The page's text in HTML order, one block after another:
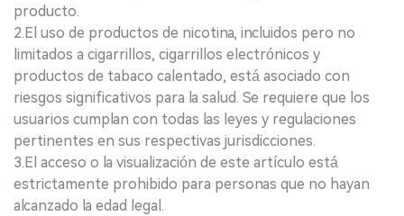
producto.
2.El uso de productos de nicotina, incluidos pero no
limitados a cigarrillos, cigarrillos electrónicos y
productos de tabaco calentado, está asociado con
riesgos significativos para la salud. Se requiere que los
usuarios cumplan con todas las leyes y regulaciones
pertinentes en sus respectivas jurisdicciones.
3.El acceso o la visualización de este artículo está
estrictamente prohibido para personas que no hayan
alcanzado la edad legal.